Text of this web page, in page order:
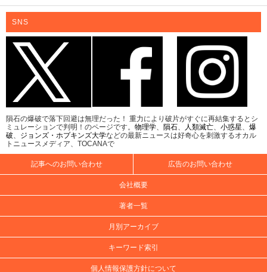
SNS
隕石の爆破で落下回避は無理だった！ 重力により破片がすぐに再結集するとシ
ミュレーションで判明！のページです。 物理学、 隕石、 人類滅亡、 小惑星、 爆
破、 ジョンズ・ホプキンズ大学などの最新ニュースは好奇心を刺激するオカル
トニュースメディア、TOCANAで
記事へのお問い合わせ 広告のお問い合わせ
会社概要
著者一覧
月別アーカイブ
キーワード索引
個人情報保護方針について